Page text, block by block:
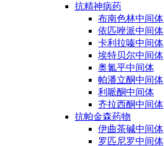
抗精神病药
布南色林中间体
依匹唑派中间体
卡利拉嗪中间体
埃特贝尔中间体
奥氮平中间体
帕潘立酮中间体
利哌酮中间体
齐拉西酮中间体
抗帕金森药物
伊曲茶碱中间体
罗匹尼罗中间体